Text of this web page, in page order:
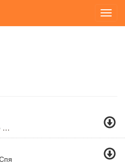
Забуду Имя Любимое Мое